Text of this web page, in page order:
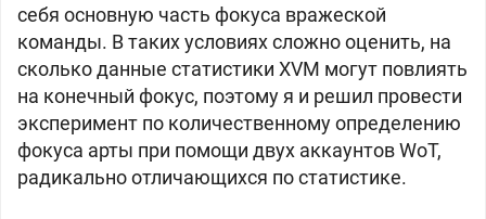
себя основную часть фокуса вражеской
команды. В таких условиях сложно оценить, на
сколько данные статистики XVM могут повлиять
на конечный фокус, поэтому я и решил провести
эксперимент по количественному определению
фокуса арты при помощи двух аккаунтов WoT,
радикально отличающихся по статистике.